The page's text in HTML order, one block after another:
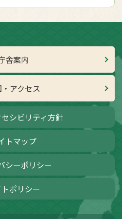
舎案内
アクセス
シビリティ方針
トマップ
シーポリシー
ポリシー